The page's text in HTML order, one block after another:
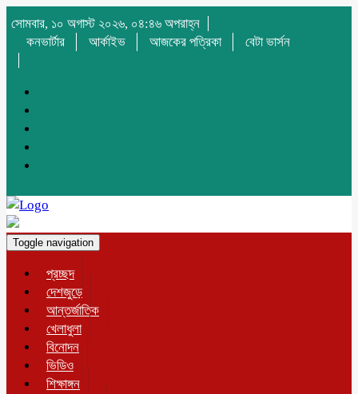
সোমবার, ১০ অগাস্ট ২০২৬, ০৪:৪৬ অপরাহ্ন
কনভার্টার
আর্কাইভ আজকের পত্রিকা বেটা ভার্সন
Toggle navigation
প্রচ্ছদ
দেশজুড়ে
আন্তর্জাতিক
খেলাধুলা
বিনোদন
ভিডিও
শিক্ষাঙ্গন